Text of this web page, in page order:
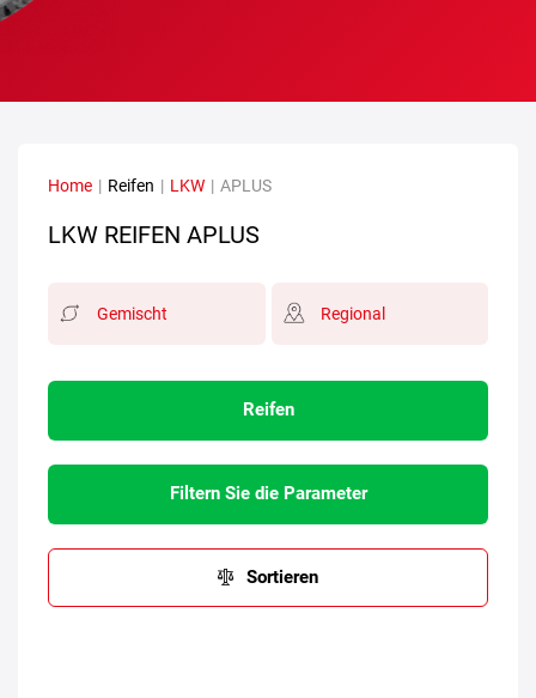
Home | Reifen | LKW | APLUS
LKW REIFEN APLUS
Gemischt Regional
Reifen
Filtern Sie die Parameter
Sortieren